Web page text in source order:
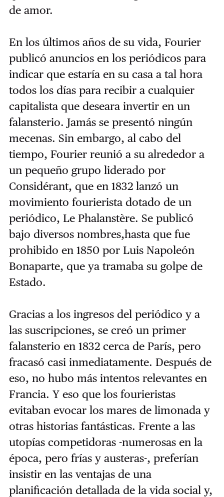
de amor.
En los últimos años de su vida, Fourier
publicó anuncios en los periódicos para
indicar que estaría en su casa a tal hora
todos los días para recibir a cualquier
capitalista que deseara invertir en un
falansterio. Jamás se presentó ningún
mecenas. Sin embargo, al cabo del
tiempo, Fourier reunió a su alrededor a
un pequeño grupo liderado por
Considérant, que en 1832 lanzó un
movimiento fourierista dotado de un
periódico, Le Phalanstère. Se publicó
bajo diversos nombres,hasta que fue
prohibido en 1850 por Luis Napoleón
Bonaparte, que ya tramaba su golpe de
Estado.
Gracias a los ingresos del periódico y a
las suscripciones, se creó un primer
falansterio en 1832 cerca de París, pero
fracasó casi inmediatamente. Después de
eso, no hubo más intentos relevantes en
Francia. Y eso que los fourieristas
evitaban evocar los mares de limonada y
otras historias fantásticas. Frente a las
utopías competidoras -numerosas en la
época, pero frías y austeras-, preferían
insistir en las ventajas de una
planificación detallada de la vida social y,